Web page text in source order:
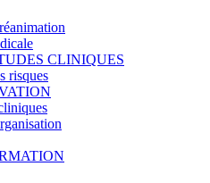
CLINIQUES
risques